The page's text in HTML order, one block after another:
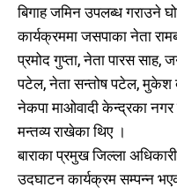
बिगाह जमिन उपलब्ध गराउने
कार्यक्रममा जसपाका नेता
प्रमोद गुप्ता, नेता पारस साह,
पटेल, नेता सन्तोष पटेल, मुकेश
नेकपा माओवादी केन्द्रका
मन्तव्य राखेका थिए ।
बाराका प्रमुख जिल्ला
उदघाटन कार्यक्रम सम्पन्न